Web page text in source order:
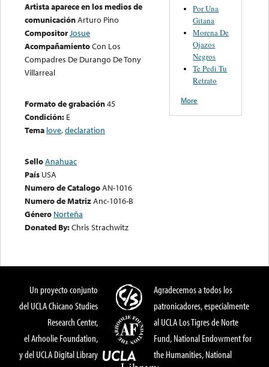
Artista aparece en los medios de
comunicaciónArturo Pino
CompositorJosue
AcompañamientoCon Los
Compadres De Durango De Tony
Villarreal
Formato de grabación45
Condición: E
Tema love,declaration
SelloAnahuac
País USA
Numero de CatalogoAN-1016
Numero de MatrizAnc-1016-B
Género Norteña
Donated By:Chris Strachwitz
Por Una
Gitana
Morena De
Ojazos
Negros
Te Pedi Tu
Retrato
More
Un proyecto conjunto
del UCLA Chicano Studies
Research Center,
el Arhoolie Foundation,
y del UCLA Digital Library
Agradecemos a todos los
patronicadores, especialmente
al UCLA Los Tigres de Norte
Fund, National Endowment for
the Humanities, National